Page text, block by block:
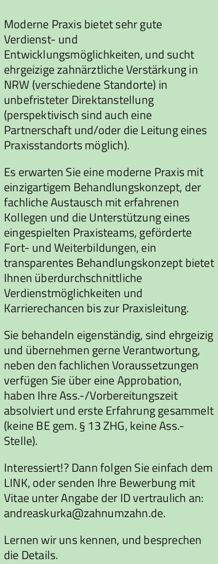
Moderne Praxis bietet sehr gute
Verdienst- und
Entwicklungsmöglichkeiten, und sucht
ehrgeizige zahnärztliche Verstärkung in
NRW (verschiedene Standorte) in
unbefristeter Direktanstellung
(perspektivisch sind auch eine
Partnerschaft und/oder die Leitung eines
Praxisstandorts möglich).
Es erwarten Sie eine moderne Praxis mit
einzigartigem Behandlungskonzept, der
fachliche Austausch mit erfahrenen
Kollegen und die Unterstützung eines
eingespielten Praxisteams, geförderte
Fort- und Weiterbildungen, ein
transparentes Behandlungskonzept bietet
Ihnen überdurchschnittliche
Verdienstmöglichkeiten und
Karrierechancen bis zur Praxisleitung.
Sie behandeln eigenständig, sind ehrgeizig
und übernehmen gerne Verantwortung,
neben den fachlichen Voraussetzungen
verfügen Sie über eine Approbation,
haben Ihre Ass.-/Vorbereitungszeit
absolviert und erste Erfahrung gesammelt
(keine BE gem. § 13 ZHG, keine Ass.-
Stelle).
Interessiert!? Dann folgen Sie einfach dem
LINK, oder senden Ihre Bewerbung mit
Vitae unter Angabe der ID vertraulich an:
andreaskurka@zahnumzahn.de.
Lernen wir uns kennen, und besprechen
die Details.